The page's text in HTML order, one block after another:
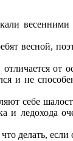
весной,
от
и не
себе
и ледохода
делать,